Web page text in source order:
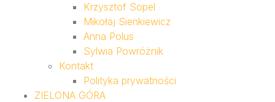
Krzysztof Sopel
Mikołaj Sienkiewicz
Anna Polus
Sylwia Powróżnik
Kontakt
Polityka prywatności
ZIELONA GÓRA